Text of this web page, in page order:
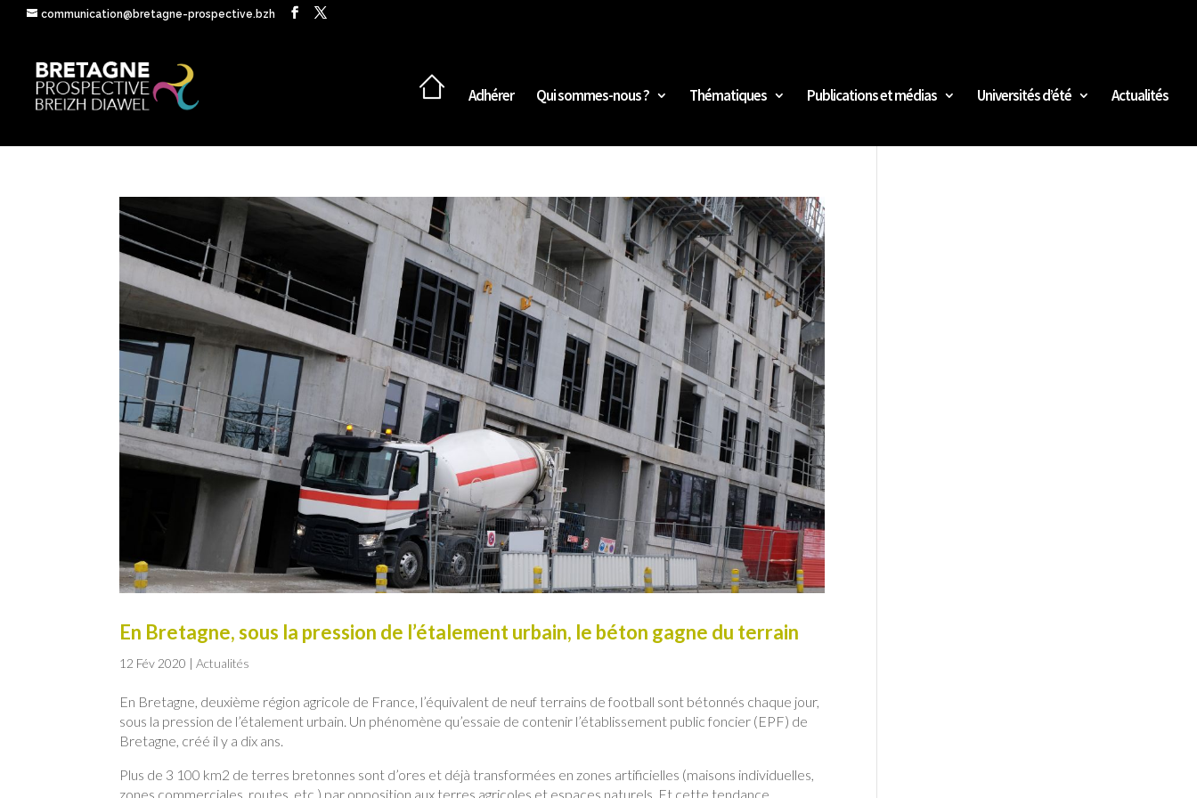
communication@bretagne-prospective.bzh
Adhérer Qui sommes-nous ? Thématiques Publications et médias Universités d’été Actualités
En Bretagne, sous la pression de l’étalement urbain, le béton gagne du terrain
12 Fév 2020 |Actualités
En Bretagne, deuxième région agricole de France, l’équivalent de neuf terrains de football sont bétonnés chaque jour,
sous la pression de l’étalement urbain. Un phénomène qu’essaie de contenir l’établissement public foncier (EPF) de
Bretagne, créé il y a dix ans.
Plus de 3 100 km2 de terres bretonnes sont d’ores et déjà transformées en zones artificielles (maisons individuelles,
zones commerciales, routes, etc.) par opposition aux terres agricoles et espaces naturels. Et cette tendance